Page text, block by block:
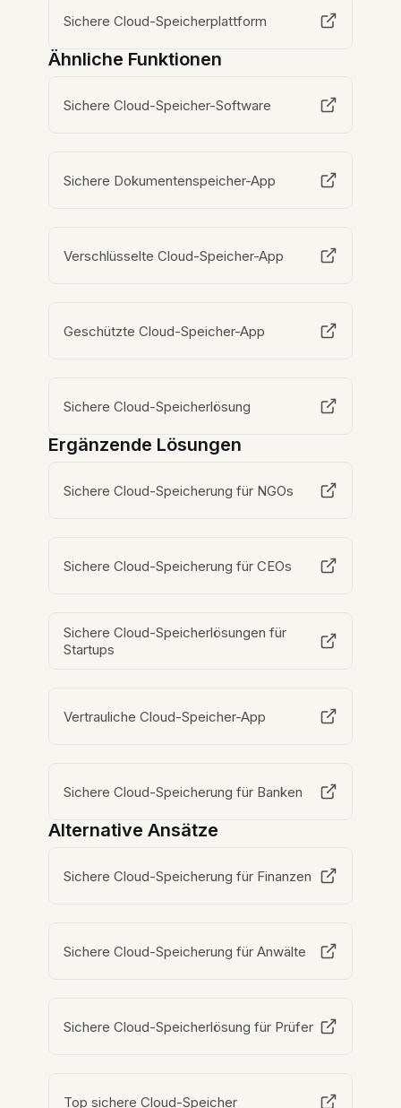
Sichere Cloud-Speicherplattform
Ähnliche Funktionen
Sichere Cloud-Speicher-Software
Sichere Dokumentenspeicher-App
Verschlüsselte Cloud-Speicher-App
Geschützte Cloud-Speicher-App
Sichere Cloud-Speicherlösung
Ergänzende Lösungen
Sichere Cloud-Speicherung für NGOs
Sichere Cloud-Speicherung für CEOs
Sichere Cloud-Speicherlösungen für
Startups
Vertrauliche Cloud-Speicher-App
Sichere Cloud-Speicherung für Banken
Alternative Ansätze
Sichere Cloud-Speicherung für Finanzen
Sichere Cloud-Speicherung für Anwälte
Sichere Cloud-Speicherlösung für Prüfer
Top sichere Cloud-Speicher